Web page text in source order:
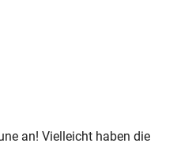
an! Vielleicht haben die